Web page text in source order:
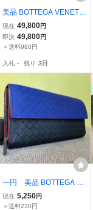
美品 BOTTEGA VENETA
ボッテガヴェネタ イント
レ 二つ折り 財布 ウォレ
ット グレー ユニセックス
現在 49,800円
即決 49,800円
＋送料980円
入札 - 残り 3日
一円 美品 BOTTEGA VE
NETA イントレチャート
長財布 ボッテガヴェネタ
現在 5,250円
＋送料230円